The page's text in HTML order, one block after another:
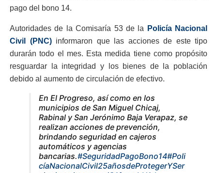
pago del bono 14.
Autoridades de la Comisaría 53 de la
Policía Nacional
Civil (PNC) informaron que las acciones de este tipo
durarán todo el mes. Esta medida tiene como propósito
resguardar la integridad y los bienes de la población
debido al aumento de circulación de efectivo.
En El Progreso, así como en los
municipios de San Miguel Chicaj,
Rabinal y San Jerónimo Baja Verapaz, se
realizan acciones de prevención,
brindando seguridad en cajeros
automáticos y agencias
bancarias.#SeguridadPagoBono14#Poli
cíaNacionalCivil25añosdeProtegerYSer